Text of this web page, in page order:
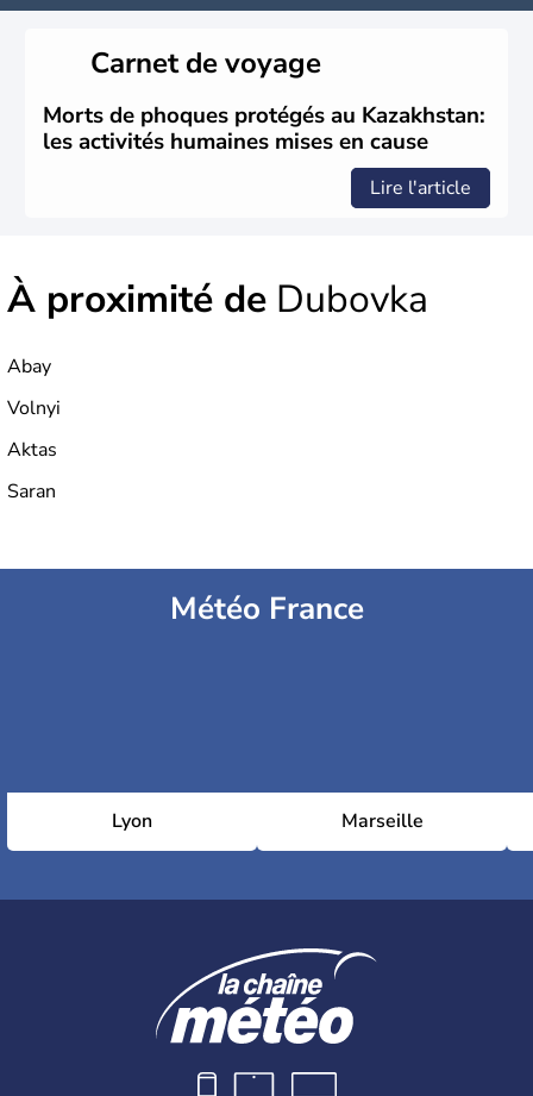
Carnet de voyage
Morts de phoques protégés au Kazakhstan:
les activités humaines mises en cause
Lire l'article
À proximité de Dubovka
Abay
Volnyi
Aktas
Saran
Météo France
Lyon Marseille